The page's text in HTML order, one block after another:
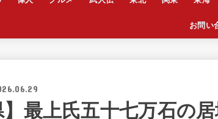
お問い
】最上氏五十七万石の